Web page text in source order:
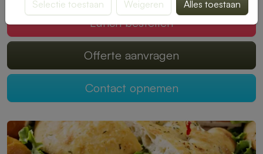
Lunch bestellen
Offerte aanvragen
Contact opnemen
Selectie toestaan Weigeren Alles toestaan